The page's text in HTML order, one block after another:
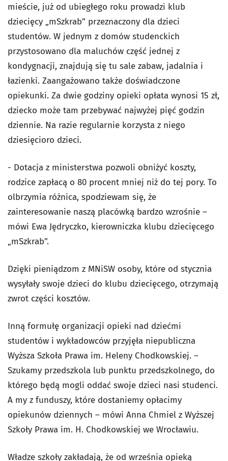
mieście, już od ubiegłego roku prowadzi klub
dziecięcy „mSzkrab” przeznaczony dla dzieci
studentów. W jednym z domów studenckich
przystosowano dla maluchów część jednej z
kondygnacji, znajdują się tu sale zabaw, jadalnia i
łazienki. Zaangażowano także doświadczone
opiekunki. Za dwie godziny opieki opłata wynosi 15 zł,
dziecko może tam przebywać najwyżej pięć godzin
dziennie. Na razie regularnie korzysta z niego
dziesięcioro dzieci.
- Dotacja z ministerstwa pozwoli obniżyć koszty,
rodzice zapłacą o 80 procent mniej niż do tej pory. To
olbrzymia różnica, spodziewam się, że
zainteresowanie naszą placówką bardzo wzrośnie –
mówi Ewa Jędryczko, kierowniczka klubu dziecięcego
„mSzkrab”.
Dzięki pieniądzom z MNiSW osoby, które od stycznia
wysyłały swoje dzieci do klubu dziecięcego, otrzymają
zwrot części kosztów.
Inną formułę organizacji opieki nad dziećmi
studentów i wykładowców przyjęła niepubliczna
Wyższa Szkoła Prawa im. Heleny Chodkowskiej. –
Szukamy przedszkola lub punktu przedszkolnego, do
którego będą mogli oddać swoje dzieci nasi studenci.
A my z funduszy, które dostaniemy opłacimy
opiekunów dziennych – mówi Anna Chmiel z Wyższej
Szkoły Prawa im. H. Chodkowskiej we Wrocławiu.
Władze szkoły zakładają, że od września opieką